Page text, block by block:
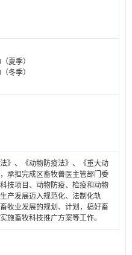
夏季）
冬季）
》、《动物防疫法》、《重大动
承担完成区畜牧兽医主管部门委
技项目、动物防疫、检疫和动物
产发展迈入规范化、法制化轨
牧业发展的规划、计划，搞好畜
施畜牧科技推广方案等工作。